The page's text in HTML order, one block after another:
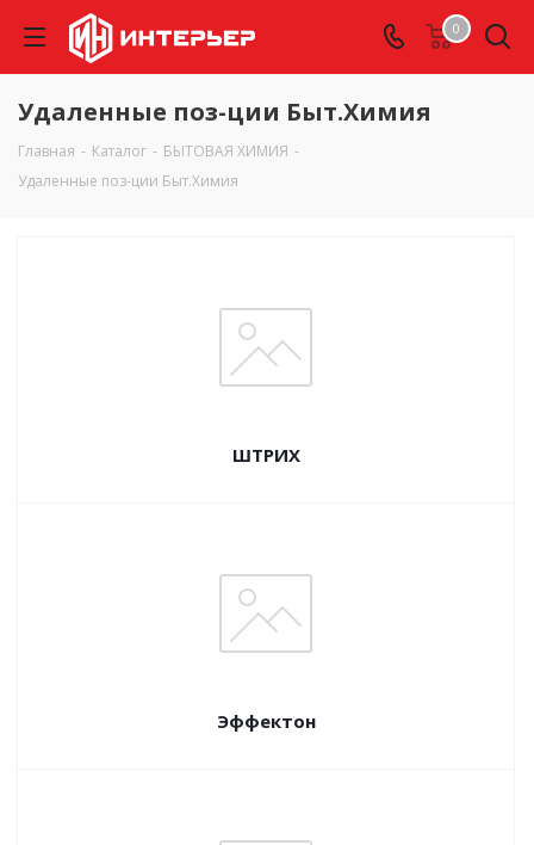
0
Удаленные поз-ции Быт.Химия
Главная - Каталог - БЫТОВАЯ ХИМИЯ -
Удаленные поз-ции Быт.Химия
ШТРИХ
Эффектон